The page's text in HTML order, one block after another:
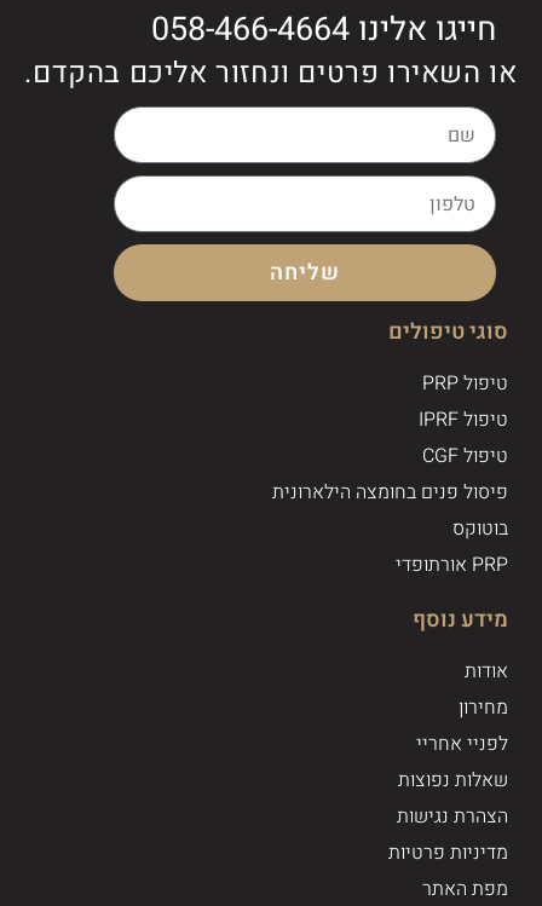
חייגו אלינו 058-466-4664
או השאירו פרטים ונחזור אליכם בהקדם.
שליחה
סוגי טיפולים
טיפול PRP
טיפול IPRF
טיפול CGF
פיסול פנים בחומצה הילארונית
בוטוקס
PRP אורתופדי
מידע נוסף
אודות
מחירון
לפניי אחריי
שאלות נפוצות
הצהרת נגישות
מדיניות פרטיות
מפת האתר